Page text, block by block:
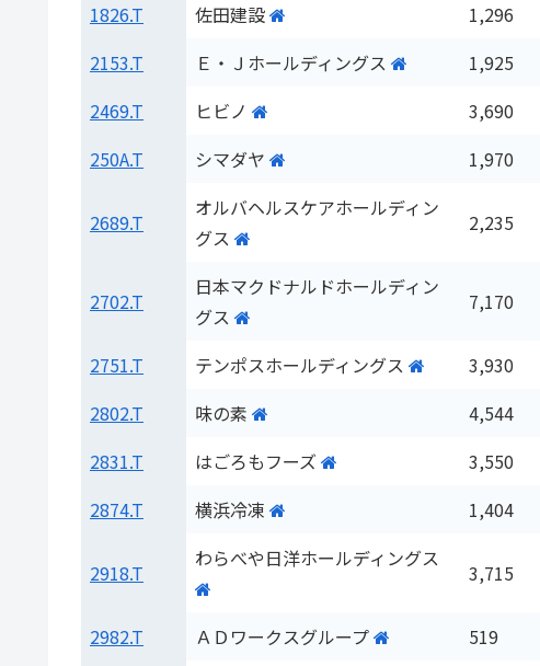
1826.T
佐田建設 1,296
2153.T
Ｅ・Ｊホールディングス 1,925
2469.T
ヒビノ 3,690
250A.T
シマダヤ 1,970
2689.T
オルバヘルスケアホールディン
グス
2,235
2702.T
日本マクドナルドホールディン
グス
7,170
2751.T テンポスホールディングス 3,930
2802.T
味の素 4,544
2831.T
はごろもフーズ 3,550
2874.T
横浜冷凍 1,404
2918.T
わらべや日洋ホールディングス
3,715
2982.T ＡＤワークスグループ 519